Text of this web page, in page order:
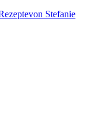
von Stefanie